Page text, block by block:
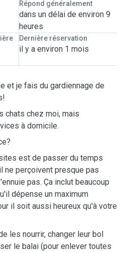
Répond généralement
dans un délai de environ 9
heures
Dernière réservation
il y a environ 1 mois
et je fais du gardiennage de
chats chez moi, mais
à domicile.
est de passer du temps
ne perçoivent presque pas
pas. Ça inclut beaucoup
dépense un maximum
il soit aussi heureux qu'à votre
les nourrir, changer leur bol
le balai (pour enlever toutes